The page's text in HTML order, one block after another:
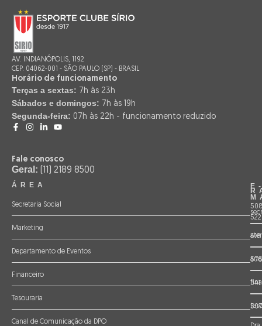
AV. INDIANÓPOLIS, 1192
CEP. 04062-001 - SÃO PAULO (SP) - BRASIL
Horário de funcionamento
Terças a sextas: 7h às 23h
Sábados e domingos: 7h às 19h
Segunda-feira: 07h às 22h - funcionamento reduzido
Fale conosco
Geral: (11) 2189 8500
ÁREA
Secretaria Social
Marketing
Departamento de Eventos
Financeiro
Tesouraria
Canal de Comunicação da DPO
522
618
578
541
507